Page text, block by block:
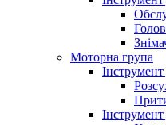
Моторна група